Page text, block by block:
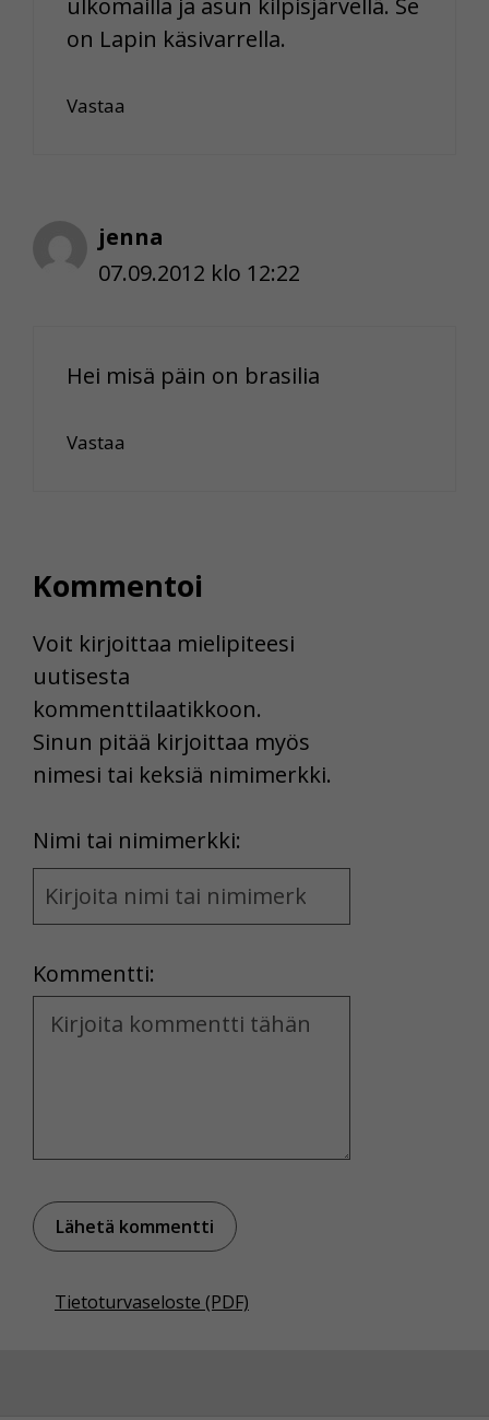
ulkomailla ja asun kilpisjärvellä. Se
on Lapin käsivarrella.
Vastaa
jenna
07.09.2012 klo 12:22
Hei misä päin on brasilia
Vastaa
Kommentoi
Voit kirjoittaa mielipiteesi
uutisesta
kommenttilaatikkoon.
Sinun pitää kirjoittaa myös
nimesi tai keksiä nimimerkki.
Nimi tai nimimerkki:
Name
and
Kommentti:
Kommentti
Tietoturvaseloste (PDF)